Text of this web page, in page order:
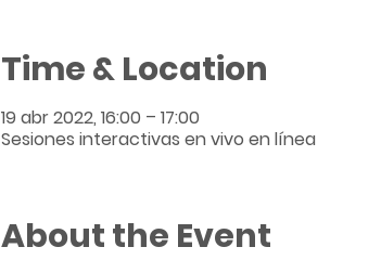
Time & Location
19 abr 2022, 16:00 – 17:00
Sesiones interactivas en vivo en línea
About the Event